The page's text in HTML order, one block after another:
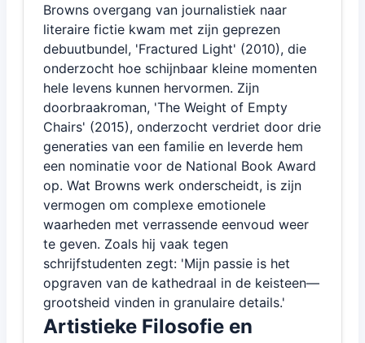
Browns overgang van journalistiek naar
literaire fictie kwam met zijn geprezen
debuutbundel, 'Fractured Light' (2010), die
onderzocht hoe schijnbaar kleine momenten
hele levens kunnen hervormen. Zijn
doorbraakroman, 'The Weight of Empty
Chairs' (2015), onderzocht verdriet door drie
generaties van een familie en leverde hem
een nominatie voor de National Book Award
op. Wat Browns werk onderscheidt, is zijn
vermogen om complexe emotionele
waarheden met verrassende eenvoud weer
te geven. Zoals hij vaak tegen
schrijfstudenten zegt: 'Mijn passie is het
opgraven van de kathedraal in de keisteen—
grootsheid vinden in granulaire details.'
Artistieke Filosofie en